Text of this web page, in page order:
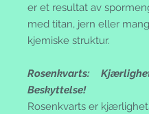
er et resultat av
med titan, jern eller
kjemiske struktur.
Rosenkvarts:
Beskyttelse!
Rosenkvarts er